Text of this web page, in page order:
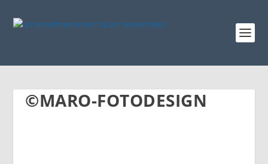
©MARO-FOTODESIGN